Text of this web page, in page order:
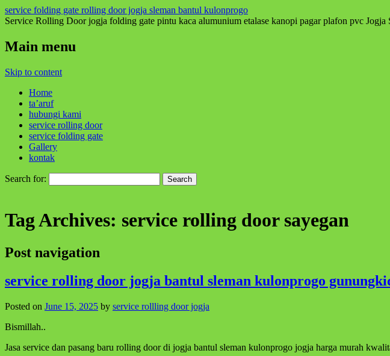
service folding gate rolling door jogja sleman bantul kulonprogo
Service Rolling Door jogja folding gate pintu kaca alumunium etalase kanopi pagar plafon pvc
Main menu
Skip to content
Home
ta’aruf
hubungi kami
service rolling door
service folding gate
Gallery
kontak
Search for:
Tag Archives: service rolling door sayegan
Post navigation
service rolling door jogja bantul sleman kulonprogo
Posted on June 15, 2025 by service rollling door jogja
Bismillah..
Jasa service dan pasang baru rolling door di jogja bantul sleman kulonprogo jogja harga murah